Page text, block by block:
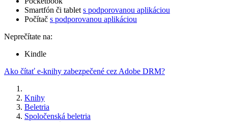
Smartfón či tablet s podporovanou aplikáciou
Počítač s podporovanou aplikáciou
Neprečítate na:
Kindle
Ako čítať e-knihy zabezpečené cez Adobe DRM?
Knihy
Beletria
Spoločenská beletria